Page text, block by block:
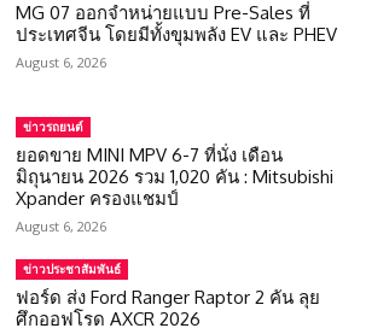
MG 07 ออกจำหน่ายแบบ Pre-Sales ที่
ประเทศจีน โดยมีทั้งขุมพลัง EV และ PHEV
August 6, 2026
ข่าวรถยนต์
ยอดขาย MINI MPV 6-7 ที่นั่ง เดือน
มิถุนายน 2026 รวม 1,020 คัน : Mitsubishi
Xpander ครองแชมป์
August 6, 2026
ข่าวประชาสัมพันธ์
ฟอร์ด ส่ง Ford Ranger Raptor 2 คัน ลุย
ศึกออฟโรด AXCR 2026